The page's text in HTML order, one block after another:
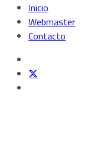
Inicio
Webmaster
Contacto